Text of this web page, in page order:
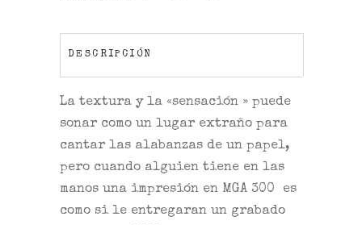
DESCRIPCIÓN
La textura y la «sensación » puede
sonar como un lugar extraño para
cantar las alabanzas de un papel,
pero cuando alguien tiene en las
manos una impresión en MGA 300 es
como si le entregaran un grabado